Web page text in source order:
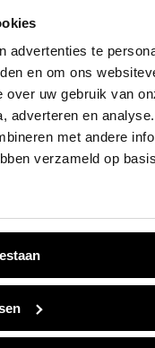
advertenties te
en om ons
over uw gebruik van
adverteren en
met andere
verzameld op